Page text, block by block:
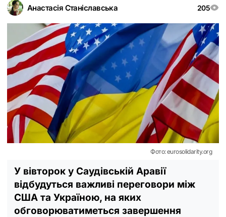
Анастасія Станіславська 205
Фото: eurosolidarity.org
У вівторок у Саудівській Аравії
відбудуться важливі переговори між
США та Україною, на яких
обговорюватиметься завершення